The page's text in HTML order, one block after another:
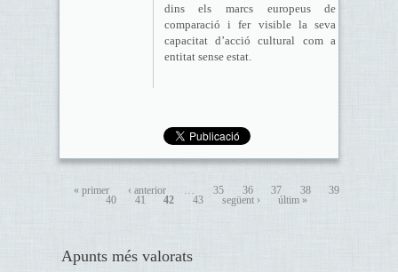
dins els marcs europeus de
comparació i fer visible la seva
capacitat d’acció cultural com a
entitat sense estat.
« primer ‹ anterior … 35 36 37 38
39
40
41 42 43 següent › últim »
Apunts més valorats